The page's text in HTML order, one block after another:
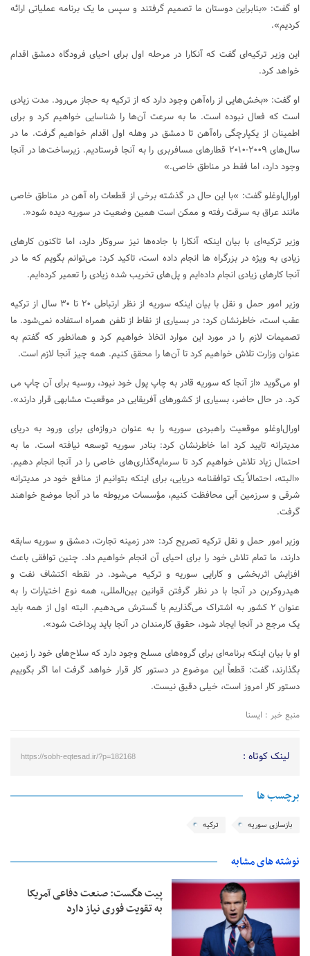
او گفت: «بنابراین دوستان ما تصمیم گرفتند و سپس ما یک برنامه عملیاتی ارائه
کردیم».
این وزیر ترکیه‌ای گفت که آنکارا در مرحله اول برای احیای فرودگاه دمشق اقدام
خواهد کرد.
او گفت: «بخش‌هایی از راه‌آهن وجود دارد که از ترکیه به حجاز می‌رود. مدت زیادی
است که فعال نبوده است. ما به سرعت آن‌ها را شناسایی خواهیم کرد و برای
اطمینان از یکپارچگی راه‌آهن تا دمشق در وهله اول اقدام خواهیم گرفت. ما در
سال‌های ۲۰۰۹-۲۰۱۰ قطارهای مسافربری را به آنجا فرستادیم. زیرساخت‌ها در آنجا
وجود دارد، اما فقط در مناطق خاصی.»
اورال‌اوغلو گفت: »با این حال در گذشته برخی از قطعات راه آهن در مناطق خاصی
مانند عراق به سرقت رفته و ممکن است همین وضعیت در سوریه دیده شود«.
وزیر ترکیه‌ای با بیان اینکه آنکارا با جاده‌ها نیز سروکار دارد، اما تاکنون کارهای
زیادی به ویژه در بزرگراه ها انجام داده است، تاکید کرد: می‌توانم بگویم که ما در
آنجا کارهای زیادی انجام داده‌ایم و پل‌های تخریب شده زیادی را تعمیر کرده‌ایم.
وزیر امور حمل و نقل با بیان اینکه سوریه از نظر ارتباطی ۲۰ تا ۳۰ سال از ترکیه
عقب است، خاطرنشان کرد: در بسیاری از نقاط از تلفن همراه استفاده نمی‌شود. ما
تصمیمات لازم را در مورد این موارد اتخاذ خواهیم کرد و همانطور که گفتم به
عنوان وزارت تلاش خواهیم کرد تا آن‌ها را محقق کنیم. همه چیز آنجا لازم است.
او می‌گوید «از آنجا که سوریه قادر به چاپ پول خود نبود، روسیه برای آن چاپ می
کرد. در حال حاضر، بسیاری از کشورهای آفریقایی در موقعیت مشابهی قرار دارند».
اورال‌اوغلو موقعیت راهبردی سوریه را به عنوان دروازه‌ای برای ورود به دریای
مدیترانه تایید کرد اما خاطرنشان کرد: بنادر سوریه توسعه نیافته است. ما به
احتمال زیاد تلاش خواهیم کرد تا سرمایه‌گذاری‌های خاصی را در آنجا انجام دهیم.
«البته، احتمالاً یک توافقنامه دریایی، برای اینکه بتوانیم از منافع خود در مدیترانه
شرقی و سرزمین آبی محافظت کنیم، مؤسسات مربوطه ما در آنجا موضع خواهند
گرفت.
وزیر امور حمل و نقل ترکیه تصریح کرد: «در زمینه تجارت، دمشق و سوریه سابقه
دارند، ما تمام تلاش خود را برای احیای آن انجام خواهیم داد. چنین توافقی باعث
افزایش اثربخشی و کارایی سوریه و ترکیه می‌شود. در نقطه اکتشاف نفت و
هیدروکربن در آنجا با در نظر گرفتن قوانین بین‌المللی، همه نوع اختیارات را به
عنوان ۲ کشور به اشتراک می‌گذاریم یا گسترش می‌دهیم. البته اول از همه باید
یک مرجع در آنجا ایجاد شود، حقوق کارمندان در آنجا باید پرداخت شود».
او با بیان اینکه برنامه‌ای برای گروه‌های مسلح وجود دارد که سلاح‌های خود را زمین
بگذارند، گفت: قطعاً این موضوع در دستور کار قرار خواهد گرفت اما اگر بگوییم
دستور کار امروز است، خیلی دقیق نیست.
منبع خبر : ایسنا
لینک کوتاه : https://sobh-eqtesad.ir/?p=182168
برچسب ها
بازسازی سوریه ترکیه
نوشته های مشابه
پیت هگست: صنعت دفاعی آمریکا
به تقویت فوری نیاز دارد